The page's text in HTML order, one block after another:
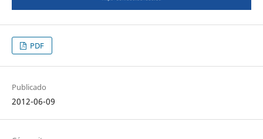
PDF
Publicado
2012-06-09